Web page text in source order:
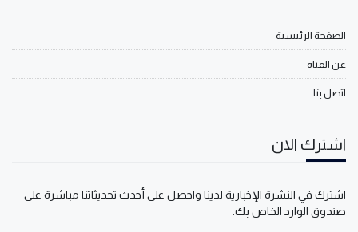
الصفحة الرئيسية
عن القناة
اتصل بنا
اشترك الان
اشترك في النشرة الإخبارية لدينا واحصل على أحدث تحديثاتنا مباشرة على
صندوق الوارد الخاص بك.